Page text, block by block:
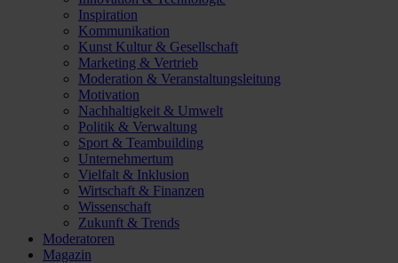
Inspiration
Kommunikation
Kunst Kultur & Gesellschaft
Marketing & Vertrieb
Moderation & Veranstaltungsleitung
Motivation
Nachhaltigkeit & Umwelt
Politik & Verwaltung
Sport & Teambuilding
Unternehmertum
Vielfalt & Inklusion
Wirtschaft & Finanzen
Wissenschaft
Zukunft & Trends
Moderatoren
Magazin